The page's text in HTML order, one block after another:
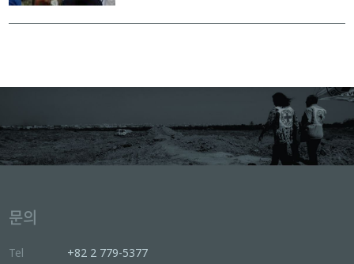
문의
Tel
+82 2 779-5377